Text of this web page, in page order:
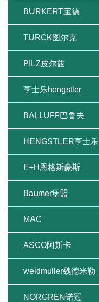
BURKERT宝德
TURCK图尔克
PILZ皮尔兹
亨士乐hengstler
BALLUFF巴鲁夫
HENGSTLER亨士乐
E+H恩格斯豪斯
Baumer堡盟
MAC
ASCO阿斯卡
weidmuller魏德米勒
NORGREN诺冠